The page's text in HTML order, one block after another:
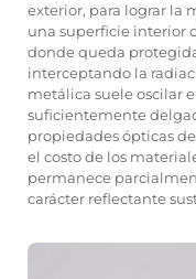
exterior, para lograr la
una superficie interior
donde queda
interceptando la
metálica suele oscilar
suficientemente
propiedades ópticas
el costo de los
permanece
carácter reflectante